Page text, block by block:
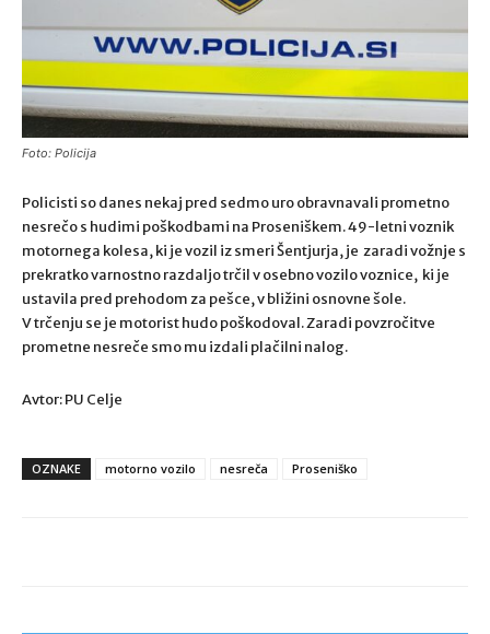
Foto: Policija
Policisti so danes nekaj pred sedmo uro obravnavali prometno
nesrečo s hudimi poškodbami na Proseniškem. 49-letni voznik
motornega kolesa, ki je vozil iz smeri Šentjurja, je zaradi vožnje s
prekratko varnostno razdaljo trčil v osebno vozilo voznice, ki je
ustavila pred prehodom za pešce, v bližini osnovne šole.
V trčenju se je motorist hudo poškodoval. Zaradi povzročitve
prometne nesreče smo mu izdali plačilni nalog.
Avtor: PU Celje
OZNAKE motorno vozilo nesreča Proseniško